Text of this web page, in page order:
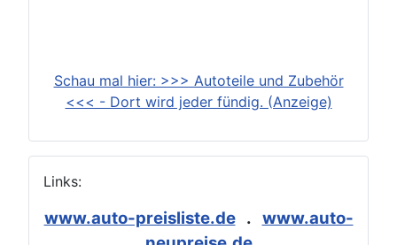
Schau mal hier: >>> Autoteile und Zubehör
<<< - Dort wird jeder fündig. (Anzeige)
Links:
www.auto-preisliste.de. www.auto-